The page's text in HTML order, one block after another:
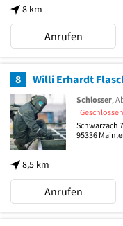
8 km
Anrufen
8 Willi Erhardt
8,5 km
Schlosser,
Geschlossen
Schwarzach 7
95336
Anrufen